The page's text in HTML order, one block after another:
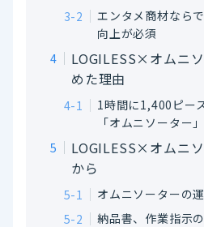
エンタメ商材なら
向上が必須
LOGILESS×オムニ
めた理由
1時間に1,400ピー
「オムニソーター
LOGILESS×オムニ
から
オムニソーターの
納品書、作業指示